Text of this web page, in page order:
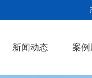
新闻动态 案例